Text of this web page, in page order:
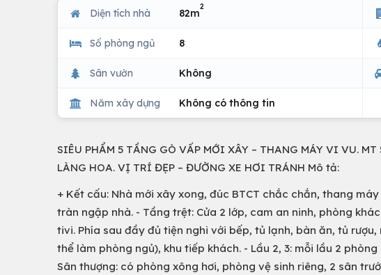
Diện tích nhà 82m
2
Số phòng ngủ 8
Sân vườn Không
Năm xây dựng Không có thông tin
SIÊU PHẨM 5 TẦNG GÒ VẤP MỚI XÂY – THANG MÁY VI VU.
LÀNG HOA. VỊ TRÍ ĐẸP – ĐƯỜNG XE HƠI TRÁNH Mô tả:
+ Kết cấu: Nhà mới xây xong, đúc BTCT chắc chắn, thang
tràn ngập nhà. - Tầng trệt: Cửa 2 lớp, cam an ninh, phòng
tivi. Phía sau đầy đủ tiện nghi với bếp, tủ lạnh, bàn ăn, tủ
thể làm phòng ngủ), khu tiếp khách. - Lầu 2, 3: mỗi lầu 2
Sân thượng: có phòng xông hơi, phòng vệ sinh riêng, 2 sân